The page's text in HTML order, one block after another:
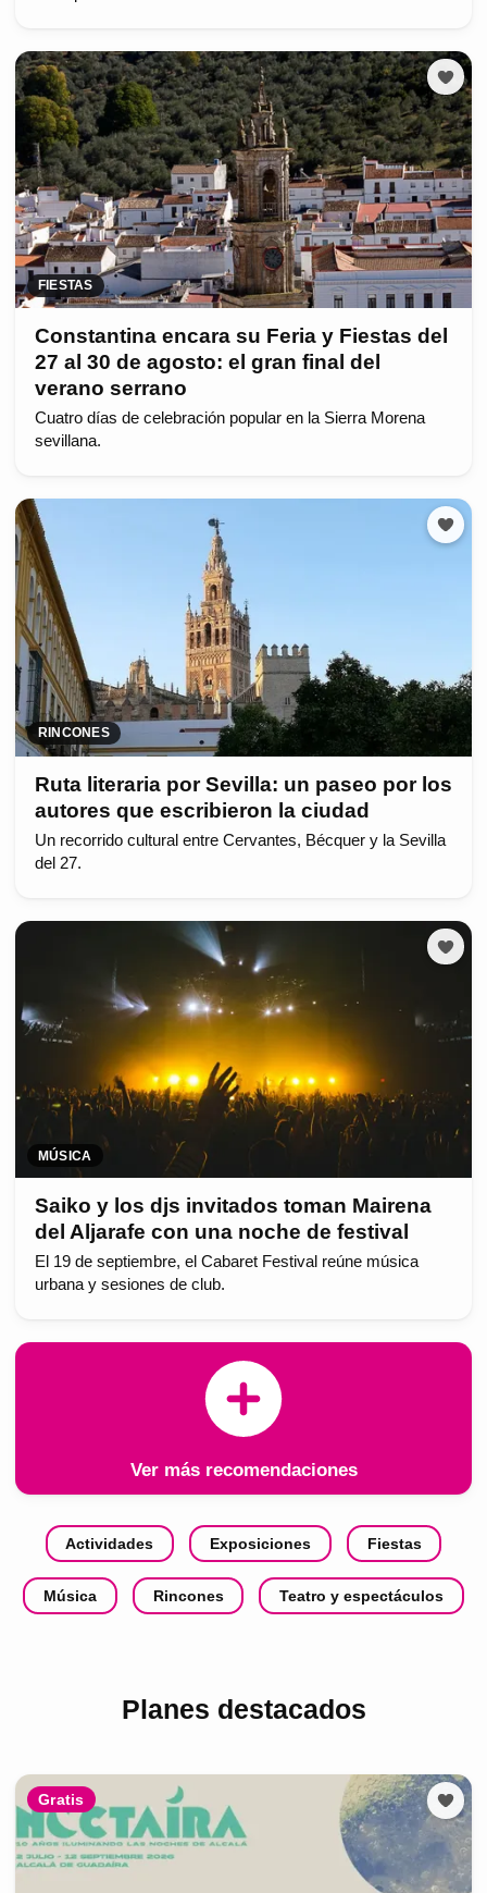
FIESTAS
Constantina encara su Feria y Fiestas del
27 al 30 de agosto: el gran final del
verano serrano
Cuatro días de celebración popular en la Sierra Morena
sevillana.
RINCONES
Ruta literaria por Sevilla: un paseo por los
autores que escribieron la ciudad
Un recorrido cultural entre Cervantes, Bécquer y la Sevilla
del 27.
MÚSICA
Saiko y los djs invitados toman Mairena
del Aljarafe con una noche de festival
El 19 de septiembre, el Cabaret Festival reúne música
urbana y sesiones de club.
Ver más recomendaciones
Actividades Exposiciones Fiestas
Música Rincones Teatro y espectáculos
Planes destacados
Gratis